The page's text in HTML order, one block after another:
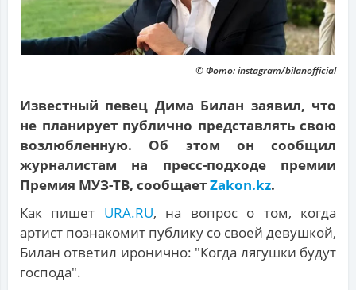
© Фото: instagram/bilanofficial
Известный певец Дима Билан заявил, что
не планирует публично представлять свою
возлюбленную. Об этом он сообщил
журналистам на пресс-подходе премии
Премия МУЗ-ТВ, сообщаетZakon.kz.
Как пишет URA.RU, на вопрос о том, когда
артист познакомит публику со своей девушкой,
Билан ответил иронично: "Когда лягушки будут
господа".